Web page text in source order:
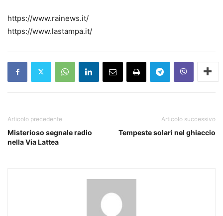
https://www.rainews.it/
https://www.lastampa.it/
Articolo precedente
Misterioso segnale radio
nella Via Lattea
Articolo successivo
Tempeste solari nel ghiaccio